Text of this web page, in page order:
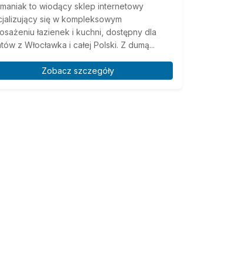
to wiodący sklep internetowy
się w kompleksowym
łazienek i kuchni, dostępny dla
z Włocławka i całej Polski. Z dumą...
Zobacz szczegóły